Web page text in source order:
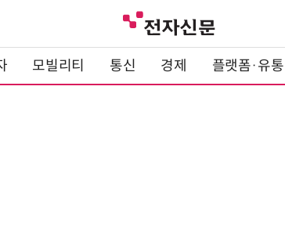
모빌리티 통신 경제 플랫폼·유통